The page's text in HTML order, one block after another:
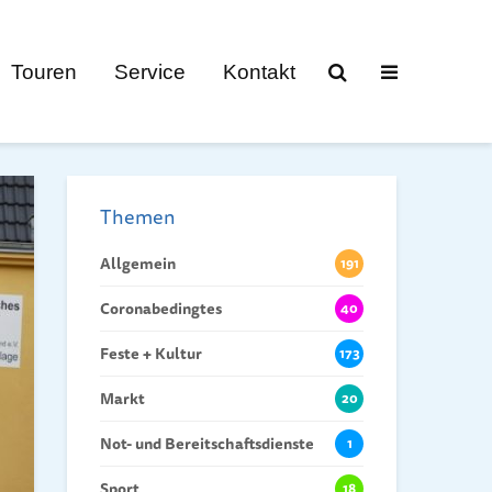
Touren Service Kontakt
Themen
Allgemein 191
Coronabedingtes 40
Feste + Kultur 173
Markt 20
Not- und Bereitschaftsdienste 1